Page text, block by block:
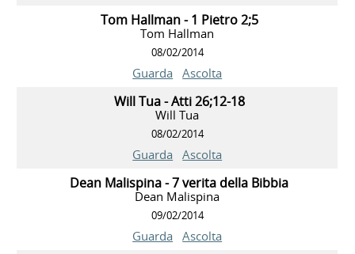
Tom Hallman - 1 Pietro 2;5
Tom Hallman
08/02/2014
Guarda Ascolta
Will Tua - Atti 26;12-18
Will Tua
08/02/2014
Guarda Ascolta
Dean Malispina - 7 verita della Bibbia
Dean Malispina
09/02/2014
Guarda Ascolta